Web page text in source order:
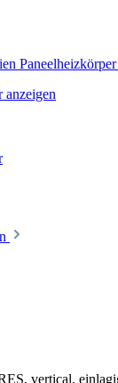
Paneelheizkörper
anzeigen